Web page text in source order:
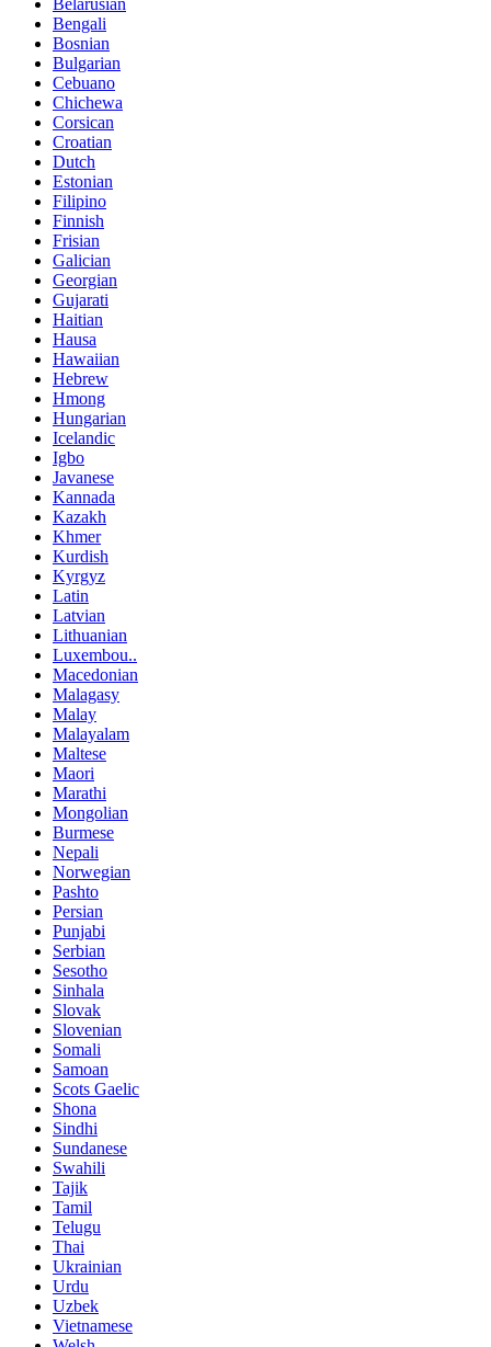
Bengali
Bosnian
Bulgarian
Cebuano
Chichewa
Corsican
Croatian
Dutch
Estonian
Filipino
Finnish
Frisian
Galician
Georgian
Gujarati
Haitian
Hausa
Hawaiian
Hebrew
Hmong
Hungarian
Icelandic
Igbo
Javanese
Kannada
Kazakh
Khmer
Kurdish
Kyrgyz
Latin
Latvian
Lithuanian
Luxembou..
Macedonian
Malagasy
Malay
Malayalam
Maltese
Maori
Marathi
Mongolian
Burmese
Nepali
Norwegian
Pashto
Persian
Punjabi
Serbian
Sesotho
Sinhala
Slovak
Slovenian
Somali
Samoan
Scots Gaelic
Shona
Sindhi
Sundanese
Swahili
Tajik
Tamil
Telugu
Thai
Ukrainian
Urdu
Uzbek
Vietnamese